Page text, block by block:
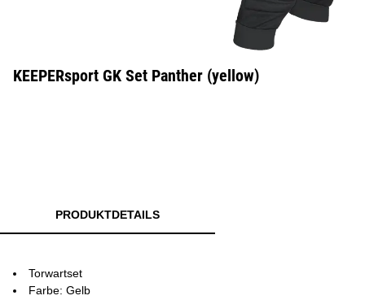
KEEPERsport GK Set Panther (yellow)
PRODUKTDETAILS
Torwartset
Farbe: Gelb